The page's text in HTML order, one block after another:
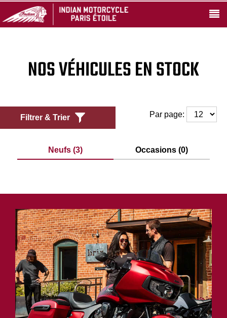
NOS VÉHICULES EN STOCK
Filtrer & Trier Par page:
Neufs (3) Occasions (0)